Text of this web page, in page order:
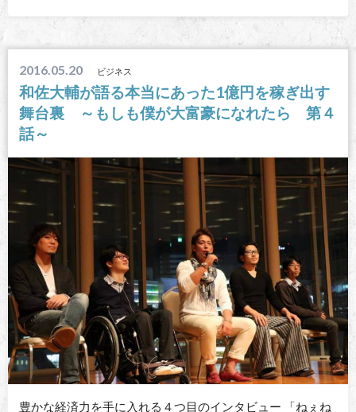
2016.05.20 ビジネス
和佐大輔が語る本当にあった1億円を稼ぎ出す
舞台裏 ～もしも僕が大富豪になれたら 第４
話～
豊かな経済力を手に入れる４つ目のインタビュー 「ねぇね